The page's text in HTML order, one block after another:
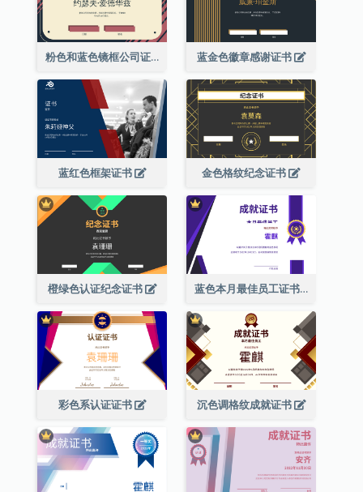
粉色和蓝色镜框公司证书 蓝金色徽章感谢证书
蓝红色框架证书 金色格纹纪念证书
橙绿色认证纪念证书 蓝色本月最佳员工证书(附标志)
彩色系认证证书 沉色调格纹成就证书